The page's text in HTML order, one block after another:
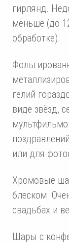
гирлянд.
меньше (до
обработке).
гелий
виде звёзд,
или для
Хромовые
блеском.
свадьбах и
Шары с